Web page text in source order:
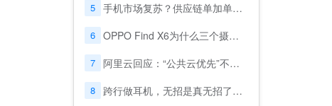
5 手机市场复苏？供应链单加单，运营商重启新一轮5G补贴
6 OPPO Find X6为什么三个摄像头都是主摄？
7 阿里云回应：“公共云优先”不意味着放弃政企市场
8 跨行做耳机，无招是真无招了吗？